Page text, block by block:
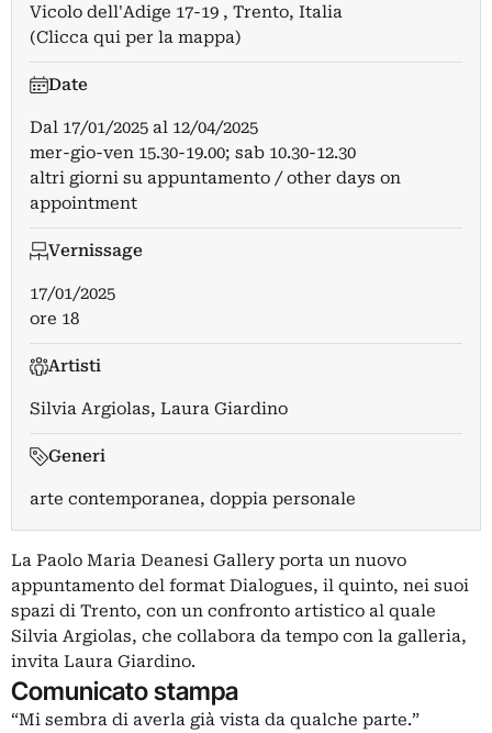
Vicolo dell'Adige 17-19 , Trento, Italia
(Clicca qui per la mappa)
Date
Dal 17/01/2025 al 12/04/2025
mer-gio-ven 15.30-19.00; sab 10.30-12.30
altri giorni su appuntamento / other days on
appointment
Vernissage
17/01/2025
ore 18
Artisti
Silvia Argiolas, Laura Giardino
Generi
arte contemporanea, doppia personale
La Paolo Maria Deanesi Gallery porta un nuovo
appuntamento del format Dialogues, il quinto, nei suoi
spazi di Trento, con un confronto artistico al quale
Silvia Argiolas, che collabora da tempo con la galleria,
invita Laura Giardino.
Comunicato stampa
“Mi sembra di averla già vista da qualche parte.”